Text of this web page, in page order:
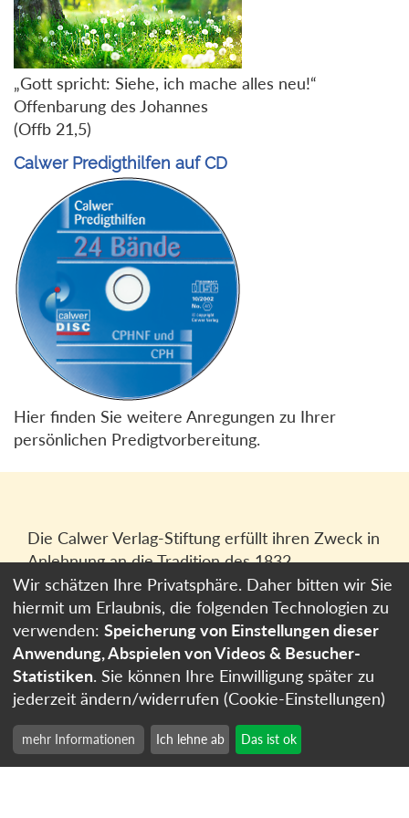
„Gott spricht: Siehe, ich mache alles neu!“
Offenbarung des Johannes
(Offb 21,5)
Calwer Predigthilfen auf CD
Hier finden Sie weitere Anregungen zu Ihrer
persönlichen Predigtvorbereitung.
Die Calwer Verlag-Stiftung erfüllt ihren Zweck in
Anlehnung an die Tradition des 1832
gegründeten Calwer Verlagsvereins, der
heutigen Calwer Verlag Bücher und Medien
GmbHin Stuttgart.
Impressum
Datenschutzerklärung
Cookie-Einstellungen
Wir schätzen Ihre Privatsphäre. Daher bitten wir Sie
hiermit um Erlaubnis, die folgenden Technologien zu
verwenden: Speicherung von Einstellungen dieser
Anwendung, Abspielen von Videos & Besucher-
Statistiken. Sie können Ihre Einwilligung später zu
jederzeit ändern/widerrufen (Cookie-Einstellungen)
mehr Informationen Ich lehne ab Das ist ok